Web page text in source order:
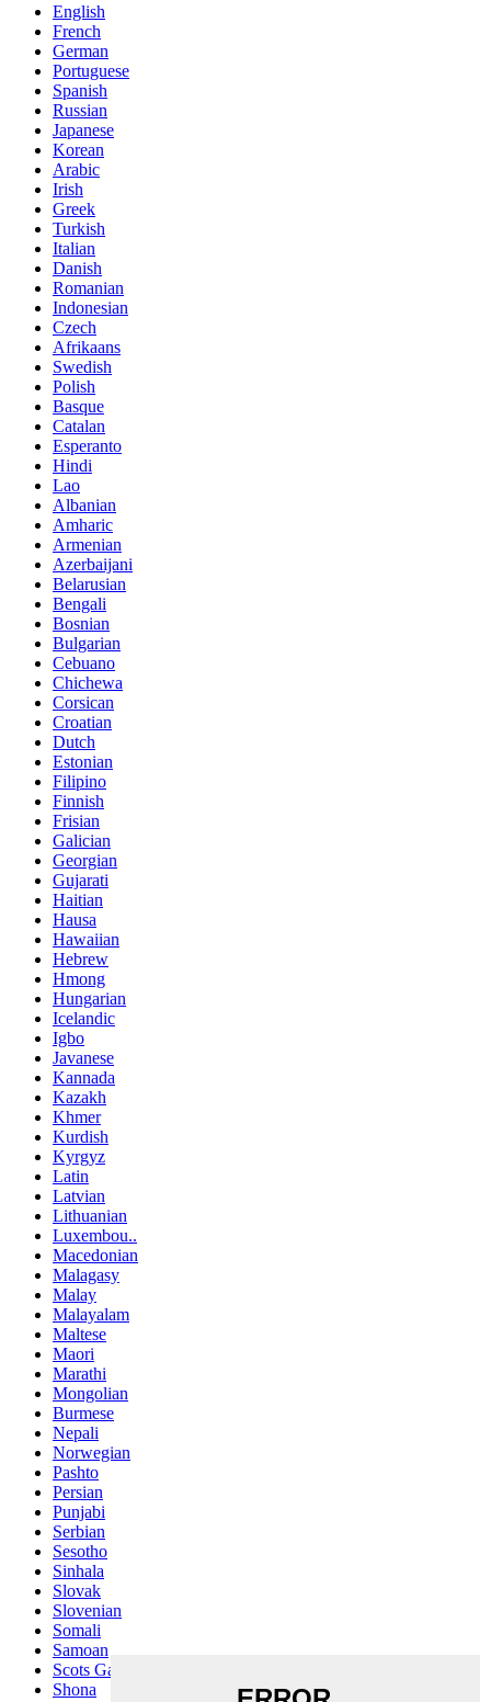
English
French
German
Portuguese
Spanish
Russian
Japanese
Korean
Arabic
Irish
Greek
Turkish
Italian
Danish
Romanian
Indonesian
Czech
Afrikaans
Swedish
Polish
Basque
Catalan
Esperanto
Hindi
Lao
Albanian
Amharic
Armenian
Azerbaijani
Belarusian
Bengali
Bosnian
Bulgarian
Cebuano
Chichewa
Corsican
Croatian
Dutch
Estonian
Filipino
Finnish
Frisian
Galician
Georgian
Gujarati
Haitian
Hausa
Hawaiian
Hebrew
Hmong
Hungarian
Icelandic
Igbo
Javanese
Kannada
Kazakh
Khmer
Kurdish
Kyrgyz
Latin
Latvian
Lithuanian
Luxembou..
Macedonian
Malagasy
Malay
Malayalam
Maltese
Maori
Marathi
Mongolian
Burmese
Nepali
Norwegian
Pashto
Persian
Punjabi
Serbian
Sesotho
Sinhala
Slovak
Slovenian
Somali
Samoan
Scots Gaelic
Shona